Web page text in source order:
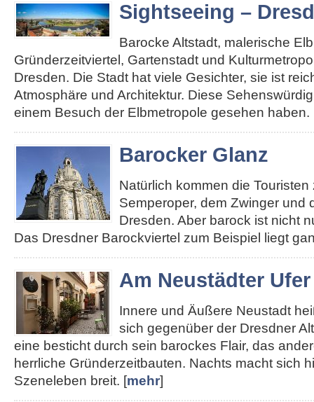
Sightseeing –
Barocke Altstadt, malerische
Gründerzeitviertel, Gartenstadt und
Dresden. Die Stadt hat viele Gesichter, sie ist
Atmosphäre und Architektur. Diese
einem Besuch der Elbmetropole gesehen haben.
Barocker Glanz
Natürlich kommen die
Semperoper, dem Zwinger und
Dresden. Aber barock ist nicht
Das Dresdner Barockviertel zum Beispiel liegt
Am Neustädter Ufer
Innere und Äußere Neustadt
sich gegenüber der Dresdner
eine besticht durch sein barockes Flair, das
herrliche Gründerzeitbauten. Nachts macht sich
Szeneleben breit. [mehr]